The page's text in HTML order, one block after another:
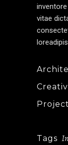
vitae
Tags